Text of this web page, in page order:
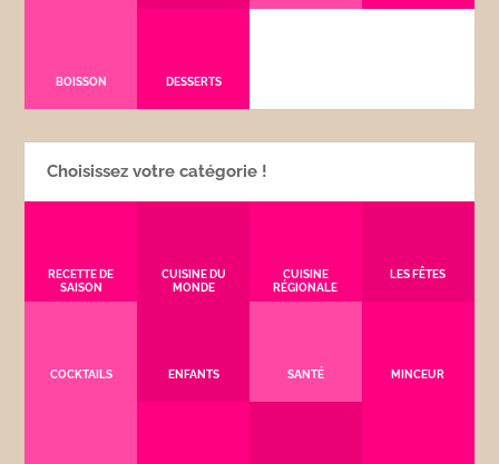
BOISSON DESSERTS
Choisissez votre catégorie !
RECETTE DE
SAISON
CUISINE DU
MONDE
CUISINE
RÉGIONALE
LES FÊTES
COCKTAILS ENFANTS SANTÉ MINCEUR